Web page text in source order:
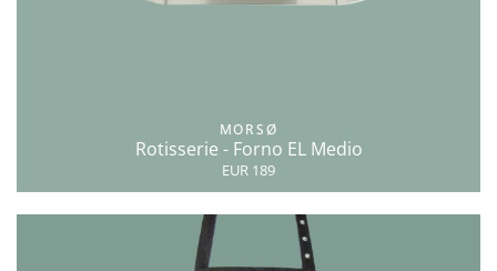
MORSØ
Rotisserie - Forno EL Medio
EUR 189